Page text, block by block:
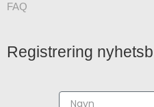
FAQ
Registrering